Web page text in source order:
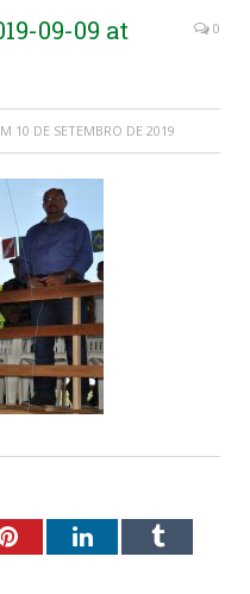
09-09 at
0
10 DE SETEMBRO DE 2019
PinterestLinkedInTumblr